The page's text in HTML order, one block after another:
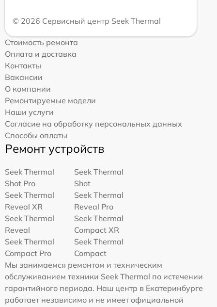
© 2026 Сервисный центр Seek Thermal
Стоимость ремонта
Оплата и доставка
Контакты
Вакансии
О компании
Ремонтируемые модели
Наши услуги
Согласие на обработку персональных данных
Способы оплаты
Ремонт устройств
Seek Thermal
Shot Pro
Seek Thermal
Shot
Seek Thermal
Reveal XR
Seek Thermal
Reveal Pro
Seek Thermal
Reveal
Seek Thermal
Compact XR
Seek Thermal
Compact Pro
Seek Thermal
Compact
Мы занимаемся ремонтом и техническим
обслуживанием техники Seek Thermal по истечении
гарантийного периода. Наш центр в Екатеринбурге
работает независимо и не имеет официальной